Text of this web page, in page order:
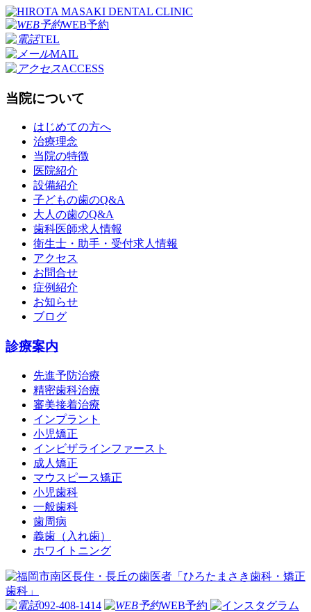
WEB予約
TEL
MAIL
ACCESS
当院について
はじめての方へ
治療理念
当院の特徴
医院紹介
設備紹介
子どもの歯のQ&A
大人の歯のQ&A
歯科医師求人情報
衛生士・助手・受付求人情報
アクセス
お問合せ
症例紹介
お知らせ
ブログ
診療案内
先進予防治療
精密歯科治療
審美接着治療
インプラント
小児矯正
インビザラインファースト
成人矯正
マウスピース矯正
小児歯科
一般歯科
歯周病
義歯（入れ歯）
ホワイトニング
092-408-1414 WEB予約